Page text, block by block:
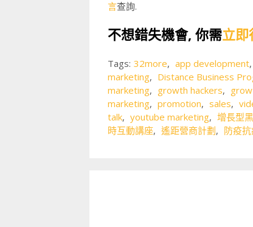
言查詢.
不想錯失機會, 你需立即
Tags: 32more, app development,
marketing, Distance Business
marketing, growth hackers,
marketing, promotion, sales,
talk, youtube marketing, 增長型
時互動講座, 遙距營商計劃, 防疫